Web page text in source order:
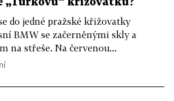
„Turkovu“ křižovatku?
do jedné pražské křižovatky
BMW se začerněnými skly a
na střeše. Na červenou...